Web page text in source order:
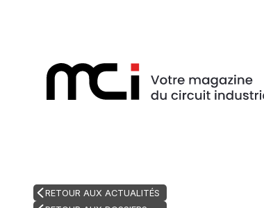
RETOUR AUX ACTUALITÉS